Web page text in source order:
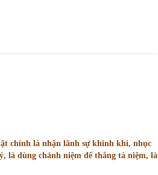
chính là nhận lãnh sự khinh khi, nhục
là dùng chánh niệm để thắng tà niệm, là